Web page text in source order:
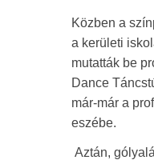
Közben a
a kerületi
mutatták be
Dance
már-már a
eszébe.
Aztán,